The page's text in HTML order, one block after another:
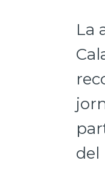
La
del